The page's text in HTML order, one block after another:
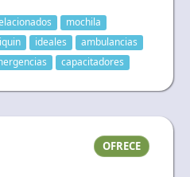
mochila
ideales
ambulancias
capacitadores
OFRECE